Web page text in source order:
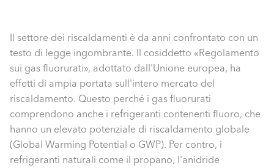
Il settore dei riscaldamenti è da anni confrontato con un
testo di legge ingombrante. Il cosiddetto «Regolamento
sui gas fluorurati», adottato dall'Unione europea, ha
effetti di ampia portata sull'intero mercato del
riscaldamento. Questo perché i gas fluorurati
comprendono anche i refrigeranti contenenti fluoro, che
hanno un elevato potenziale di riscaldamento globale
(Global Warming Potential o GWP). Per contro, i
refrigeranti naturali come il propano, l'anidride